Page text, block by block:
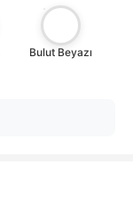
Bulut Beyazı